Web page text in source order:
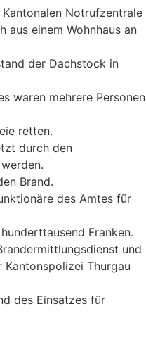
Notrufzentrale
aus einem Wohnhaus an
der Dachstock in
waren mehrere Personen
retten.
durch den
Brand.
des Amtes für
Franken.
und
Kantonspolizei Thurgau
des Einsatzes für